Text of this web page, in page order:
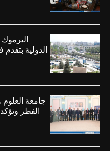
جامعة العلوم
الفطر